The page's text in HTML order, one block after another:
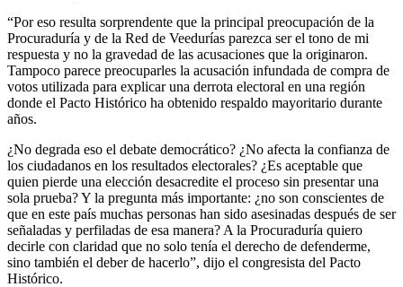
“Por eso resulta sorprendente que la principal preocupación de la
Procuraduría y de la Red de Veedurías parezca ser el tono de mi
respuesta y no la gravedad de las acusaciones que la originaron.
Tampoco parece preocuparles la acusación infundada de compra de
votos utilizada para explicar una derrota electoral en una región
donde el Pacto Histórico ha obtenido respaldo mayoritario durante
años.
¿No degrada eso el debate democrático? ¿No afecta la confianza de
los ciudadanos en los resultados electorales? ¿Es aceptable que
quien pierde una elección desacredite el proceso sin presentar una
sola prueba? Y la pregunta más importante: ¿no son conscientes de
que en este país muchas personas han sido asesinadas después de ser
señaladas y perfiladas de esa manera? A la Procuraduría quiero
decirle con claridad que no solo tenía el derecho de defenderme,
sino también el deber de hacerlo”, dijo el congresista del Pacto
Histórico.